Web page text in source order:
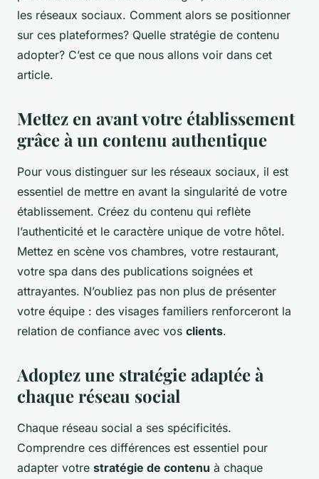
les réseaux sociaux. Comment alors se positionner
sur ces plateformes? Quelle stratégie de contenu
adopter? C’est ce que nous allons voir dans cet
article.
Mettez en avant votre établissement
grâce à un contenu authentique
Pour vous distinguer sur les réseaux sociaux, il est
essentiel de mettre en avant la singularité de votre
établissement. Créez du contenu qui reflète
l’authenticité et le caractère unique de votre hôtel.
Mettez en scène vos chambres, votre restaurant,
votre spa dans des publications soignées et
attrayantes. N’oubliez pas non plus de présenter
votre équipe : des visages familiers renforceront la
relation de confiance avec vos clients.
Adoptez une stratégie adaptée à
chaque réseau social
Chaque réseau social a ses spécificités.
Comprendre ces différences est essentiel pour
adapter votre stratégie de contenu à chaque